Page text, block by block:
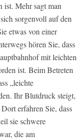
ist. Mehr sagt man
sorgenvoll auf den
etwas von einer
hören Sie, dass
mit leichten
ist. Beim Betreten
„leichte
Ihr Blutdruck steigt,
erfahren Sie, dass
sie schwere
die am